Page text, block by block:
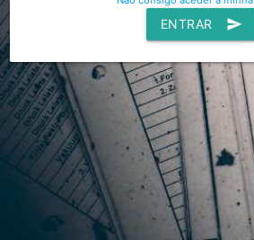
ENTRAR send